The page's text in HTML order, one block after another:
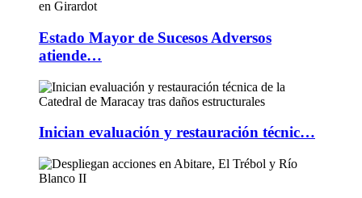
Estado Mayor de Sucesos Adversos
atiende…
Inician evaluación y restauración técnic…